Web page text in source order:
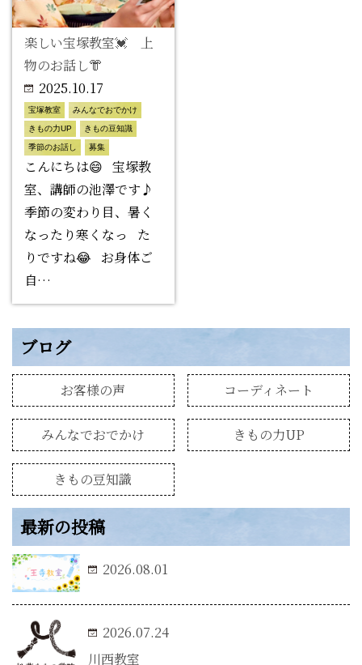
楽しい宝塚教室💓 上
物のお話し👘
2025.10.17
宝塚教室 みんなでおでかけ
きもの力UP きもの豆知識
季節のお話し 募集
こんにちは😄 宝塚教
室、講師の池澤です♪
季節の変わり目、暑く
なったり寒くなっ た
りですね😂 お身体ご
自…
ブログ
お客様の声 コーディネート
みんなでおでかけ きもの力UP
きもの豆知識
最新の投稿
2026.08.01
川西教室
2026.07.24